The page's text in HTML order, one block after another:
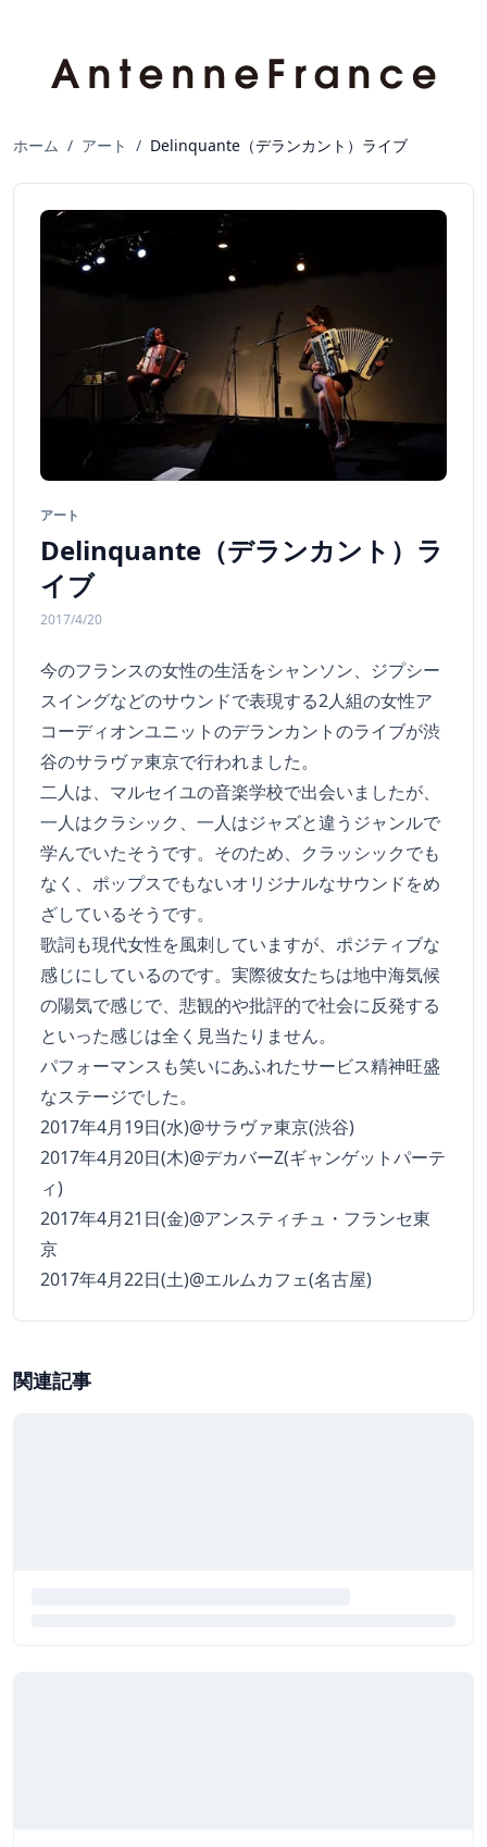
ホーム / アート / Delinquante（デランカント）ライブ
アート
Delinquante（デランカント）ラ
イブ
2017/4/20
今のフランスの女性の生活をシャンソン、ジプシー
スイングなどのサウンドで表現する2人組の女性ア
コーディオンユニットのデランカントのライブが渋
谷のサラヴァ東京で行われました。
二人は、マルセイユの音楽学校で出会いましたが、
一人はクラシック、一人はジャズと違うジャンルで
学んでいたそうです。そのため、クラッシックでも
なく、ポップスでもないオリジナルなサウンドをめ
ざしているそうです。
歌詞も現代女性を風刺していますが、ポジティブな
感じにしているのです。実際彼女たちは地中海気候
の陽気で感じで、悲観的や批評的で社会に反発する
といった感じは全く見当たりません。
パフォーマンスも笑いにあふれたサービス精神旺盛
なステージでした。
2017年4月19日(水)@サラヴァ東京(渋谷)
2017年4月20日(木)@デカバーZ(ギャンゲットパーテ
ィ)
2017年4月21日(金)@アンスティチュ・フランセ東
京
2017年4月22日(土)@エルムカフェ(名古屋)
関連記事